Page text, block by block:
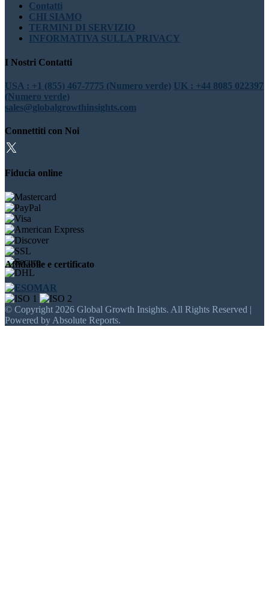
Contatti
CHI SIAMO
TERMINI DI SERVIZIO
INFORMATIVA SULLA PRIVACY
I Nostri Contatti
USA : +1 (855) 467-7775 (Numero verde) UK : +44 8085 022397
(Numero verde)
sales@globalgrowthinsights.com
Connettiti con Noi
Fiducia online
Affidabile e certificato
© Copyright 2026 Global Growth Insights. All Rights Reserved |
Powered by Absolute Reports.